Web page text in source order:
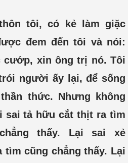
tôi, có kẻ làm giặc
đem đến tôi và nói:
cướp, xin ông trị nó. Tôi
người ấy lại, để sống
thức. Nhưng không
sai tả hữu cắt thịt ra tìm
thấy. Lại sai xẻ
tìm cũng chẳng thấy. Lại